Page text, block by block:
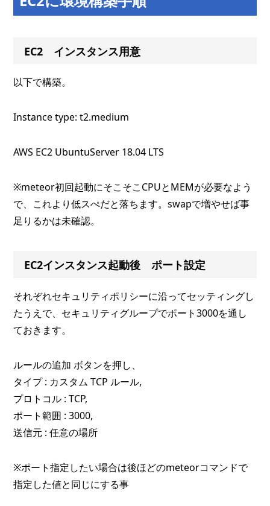
EC2 インスタンス用意
以下で構築。
Instance type: t2.medium
AWS EC2 UbuntuServer 18.04 LTS
※meteor初回起動にそこそこCPUとMEMが必要なよう
で、これより低スぺだと落ちます。swapで増やせば事
足りるかは未確認。
EC2インスタンス起動後 ポート設定
それぞれセキュリティポリシーに沿ってセッティングし
たうえで、セキュリティグループでポート3000を通し
ておきます。
ルールの追加 ボタンを押し、
タイプ : カスタム TCP ルール,
プロトコル : TCP,
ポート範囲 : 3000,
送信元 : 任意の場所
※ポート指定したい場合は後ほどのmeteorコマンドで
指定した値と同じにする事